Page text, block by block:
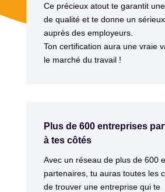
Ce précieux atout te garantit
de qualité et te donne un
auprès des employeurs.
Ton certification aura une vraie
le marché du travail !
Plus de 600 entreprises
à tes côtés
Avec un réseau de plus de 600
partenaires, tu auras toutes les
de trouver une entreprise qui te